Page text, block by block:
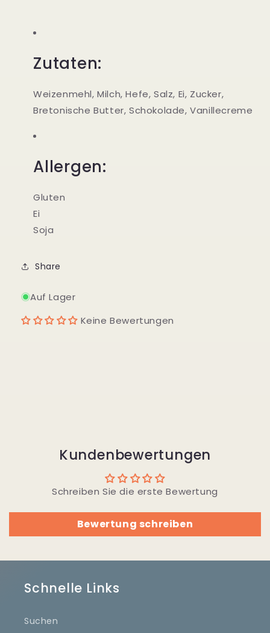
Zutaten:
Weizenmehl, Milch, Hefe, Salz, Ei, Zucker,
Bretonische Butter, Schokolade, Vanillecreme
Allergen:
Gluten
Ei
Soja
Share
Auf Lager
Keine Bewertungen
Kundenbewertungen
Schreiben Sie die erste Bewertung
Bewertung schreiben
Schnelle Links
Suchen